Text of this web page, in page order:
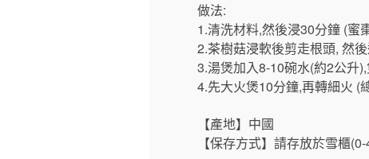
做法:
1.清洗材料,然後浸30分鐘 (蜜
2.茶樹菇浸軟後剪走根頭, 然
3.湯煲加入8-10碗水(約2公升
4.先大火煲10分鐘,再轉細火 (
【產地】中國
【保存方式】請存放於雪櫃